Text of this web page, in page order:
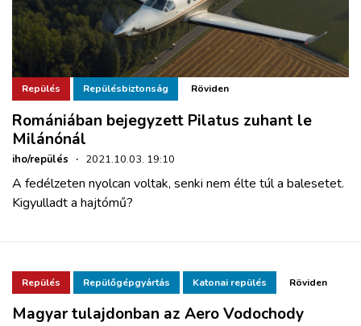
Repülés Repülésbiztonság Röviden
Romániában bejegyzett Pilatus zuhant le
Milánónál
iho/repülés · 2021.10.03. 19:10
A fedélzeten nyolcan voltak, senki nem élte túl a balesetet.
Kigyulladt a hajtómű?
Repülés Repülőgépgyártás Katonai repülés Röviden
Magyar tulajdonban az Aero Vodochody